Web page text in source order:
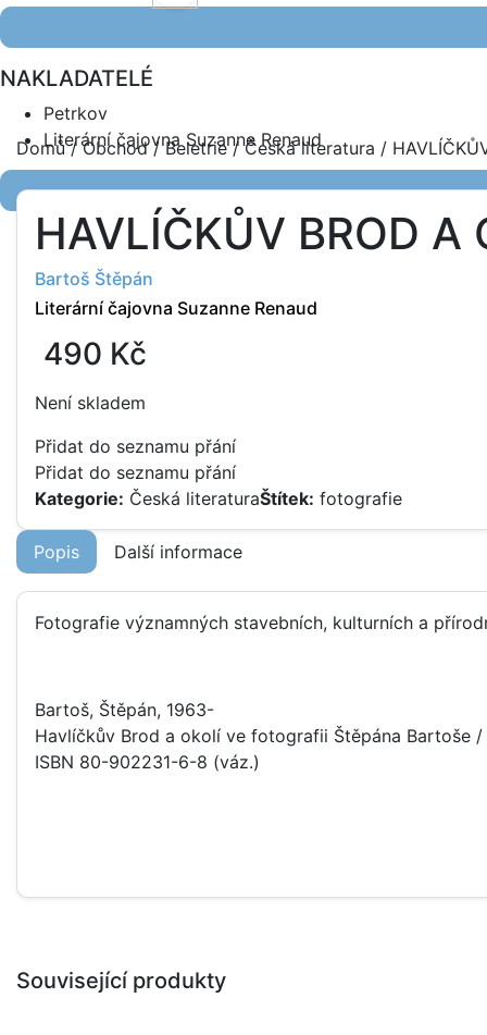
NAKLADATELÉ
Petrkov
Literární čajovna Suzanne Renaud
Domů/Obchod/Beletrie/Česká literatura /
HAVLÍČKŮV BROD A
Bartoš Štěpán
Literární čajovna Suzanne Renaud
490 Kč
Není skladem
Přidat do seznamu přání
Přidat do seznamu přání
Kategorie: Česká literaturaŠtítek: fotografie
Popis Další informace
Fotografie významných stavebních, kulturních a
Bartoš, Štěpán, 1963-
Havlíčkův Brod a okolí ve fotografii Štěpána Bartoše
ISBN 80-902231-6-8 (váz.)
Související produkty